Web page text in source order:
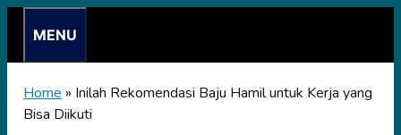
content
MENU
Home » Inilah Rekomendasi Baju Hamil untuk Kerja yang
Bisa Diikuti